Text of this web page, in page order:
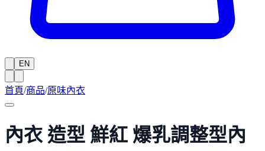
EN
首頁/商品/原味內衣
內衣 造型 鮮紅 爆乳調整型內